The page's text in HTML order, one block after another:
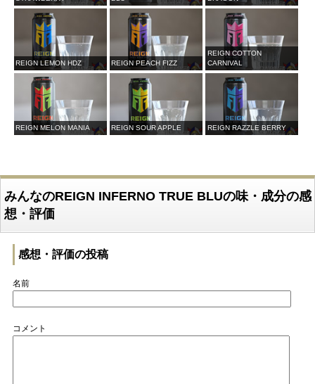
REIGN LEMON HDZ REIGN PEACH FIZZ
REIGN COTTON
CARNIVAL
REIGN MELON MANIA REIGN SOUR APPLE REIGN RAZZLE BERRY
みんなのREIGN INFERNO TRUE BLUの味・成分の感
想・評価
感想・評価の投稿
名前
コメント